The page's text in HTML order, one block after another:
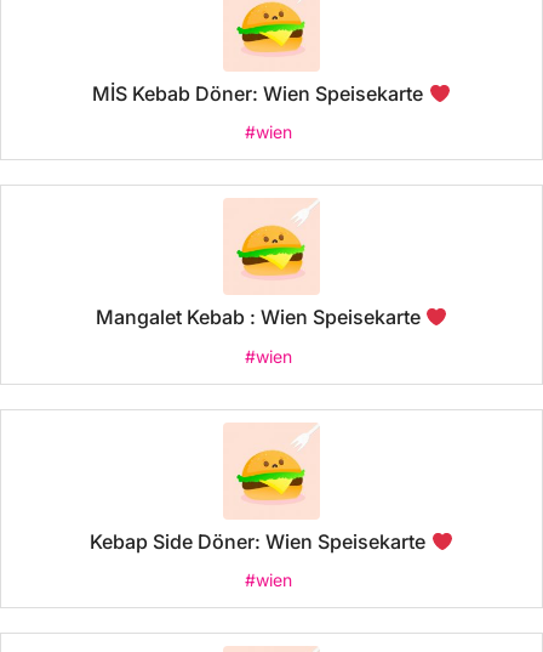
MİS Kebab Döner: Wien Speisekarte
#wien
Mangalet Kebab : Wien Speisekarte
#wien
Kebap Side Döner: Wien Speisekarte
#wien